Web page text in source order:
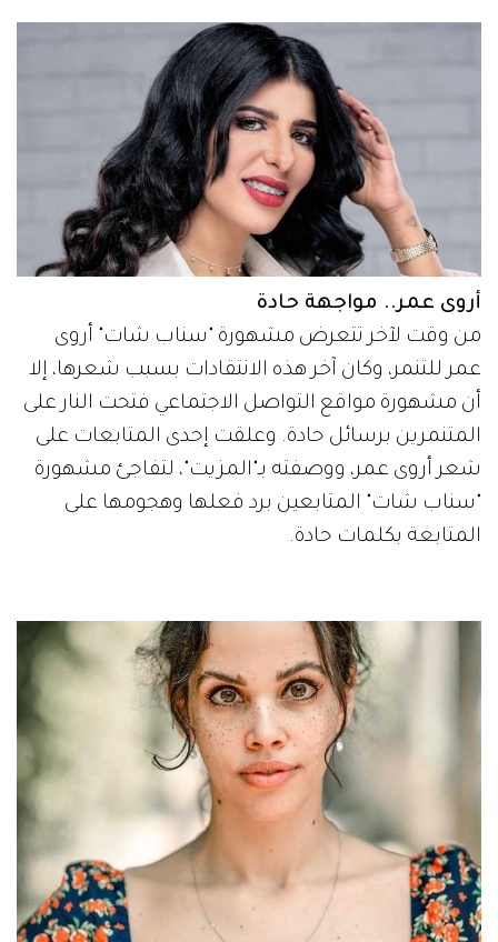
أروى عمر.. مواجهة حادة
من وقت لآخر تتعرض مشهورة "سناب شات" أروى
عمر للتنمر، وكان آخر هذه الانتقادات بسبب شعرها، إلا
أن مشهورة مواقع التواصل الاجتماعي فتحت النار على
المتنمرين برسائل حادة. وعلقت إحدى المتابعات على
شعر أروى عمر، ووصفته بـ"المزيت"، لتفاجئ مشهورة
"سناب شات" المتابعين برد فعلها وهجومها على
المتابعة بكلمات حادة.